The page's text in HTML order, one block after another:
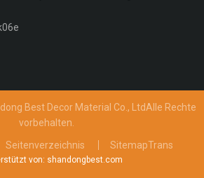
Best Decor Material Co., LtdAlle Rechte
vorbehalten.
Seitenverzeichnis SitemapTrans
von: shandongbest.com